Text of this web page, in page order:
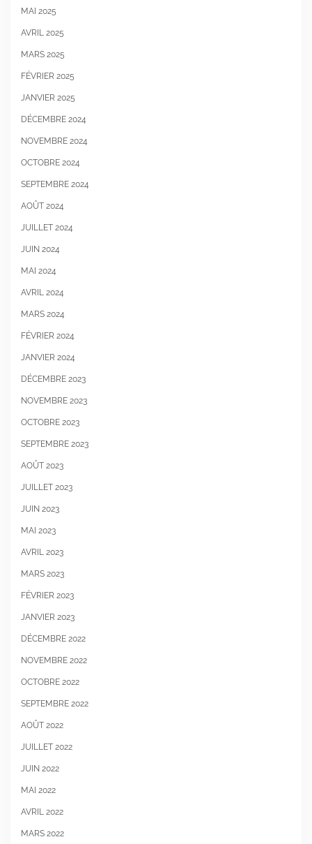
MAI 2025
AVRIL 2025
MARS 2025
FÉVRIER 2025
JANVIER 2025
DÉCEMBRE 2024
NOVEMBRE 2024
OCTOBRE 2024
SEPTEMBRE 2024
AOÛT 2024
JUILLET 2024
JUIN 2024
MAI 2024
AVRIL 2024
MARS 2024
FÉVRIER 2024
JANVIER 2024
DÉCEMBRE 2023
NOVEMBRE 2023
OCTOBRE 2023
SEPTEMBRE 2023
AOÛT 2023
JUILLET 2023
JUIN 2023
MAI 2023
AVRIL 2023
MARS 2023
FÉVRIER 2023
JANVIER 2023
DÉCEMBRE 2022
NOVEMBRE 2022
OCTOBRE 2022
SEPTEMBRE 2022
AOÛT 2022
JUILLET 2022
JUIN 2022
MAI 2022
AVRIL 2022
MARS 2022